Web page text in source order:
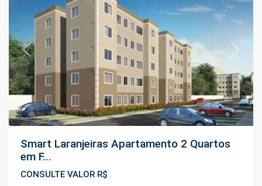
Previous
Smart Laranjeiras Apartamento 2 Quartos
em F...
CONSULTE VALOR R$